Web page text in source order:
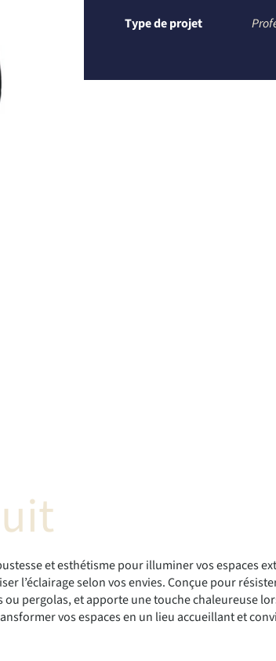
Type de projet
et esthétisme pour illuminer vos espaces
l’éclairage selon vos envies. Conçue pour
pergolas, et apporte une touche chaleureuse
vos espaces en un lieu accueillant et